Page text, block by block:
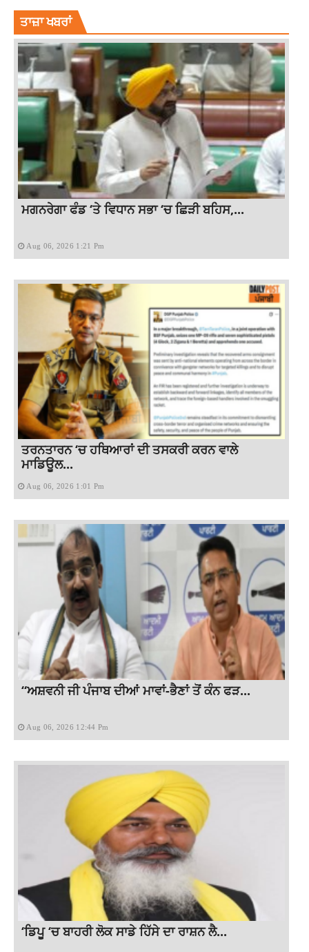
ਤਾਜ਼ਾ ਖਬਰਾਂ
ਮਗਨਰੇਗਾ ਫੰਡ ‘ਤੇ ਵਿਧਾਨ ਸਭਾ ‘ਚ ਛਿੜੀ ਬਹਿਸ,...
Aug 06, 2026 1:21 Pm
ਤਰਨਤਾਰਨ ‘ਚ ਹਥਿਆਰਾਂ ਦੀ ਤਸਕਰੀ ਕਰਨ ਵਾਲੇ
ਮਾਡਿਊਲ...
Aug 06, 2026 1:01 Pm
“ਅਸ਼ਵਨੀ ਜੀ ਪੰਜਾਬ ਦੀਆਂ ਮਾਵਾਂ-ਭੈਣਾਂ ਤੋਂ ਕੰਨ ਫੜ...
Aug 06, 2026 12:44 Pm
‘ਡਿਪੂ ‘ਚ ਬਾਹਰੀ ਲੋਕ ਸਾਡੇ ਹਿੱਸੇ ਦਾ ਰਾਸ਼ਨ ਲੈ...